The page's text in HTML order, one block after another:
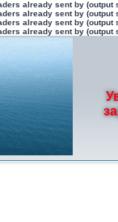
already sent by (output
already sent by (output
already sent by (output
already sent by (output